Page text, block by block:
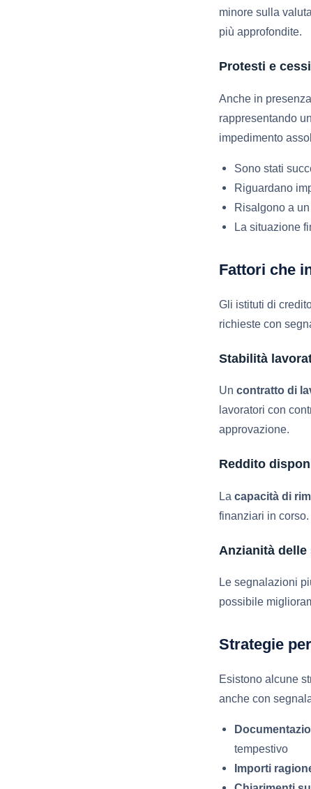
minore sulla
più approfondite.
Protesti e
Anche in
rappresentando
impedimento
Sono stati
Riguardano
Risalgono a
La situazione
Fattori che
Gli istituti di
richieste con
Stabilità
Un contratto di
lavoratori con
approvazione.
Reddito
La capacità di
finanziari in
Anzianità delle
Le segnalazioni
possibile
Strategie
Esistono alcune
anche con
tempestivo
Importi